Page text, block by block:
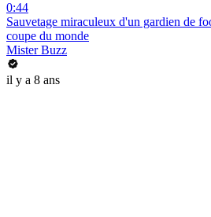
0:44
Sauvetage miraculeux d'un gardien de
coupe du monde
Mister Buzz
il y a 8 ans